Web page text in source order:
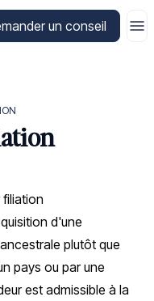
un conseil
d'une
plutôt que
pays ou par une
est admissible à la